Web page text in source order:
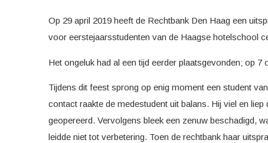
Op 29 april 2019 heeft de Rechtbank Den Haag een
voor eerstejaarsstudenten van de Haagse hotelschool
Het ongeluk had al een tijd eerder plaatsgevonden; op 7
Tijdens dit feest sprong op enig moment een student
contact raakte de medestudent uit balans. Hij viel en
geopereerd. Vervolgens bleek een zenuw beschadigd,
leidde niet tot verbetering. Toen de rechtbank haar